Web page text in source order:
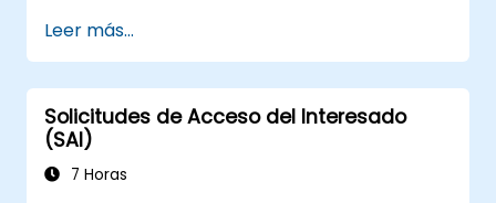
sobre las nuevas normativas para el
procesamiento de datos personales
Leer más...
Solicitudes de Acceso del Interesado
(SAI)
7 Horas